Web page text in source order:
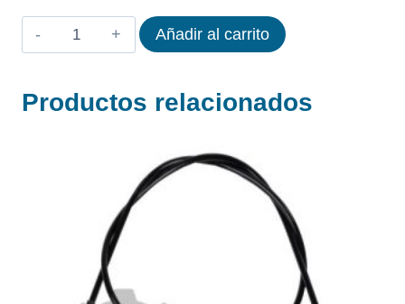
CABLE
LIFE
LEG
Añadir al carrito
Productos relacionados